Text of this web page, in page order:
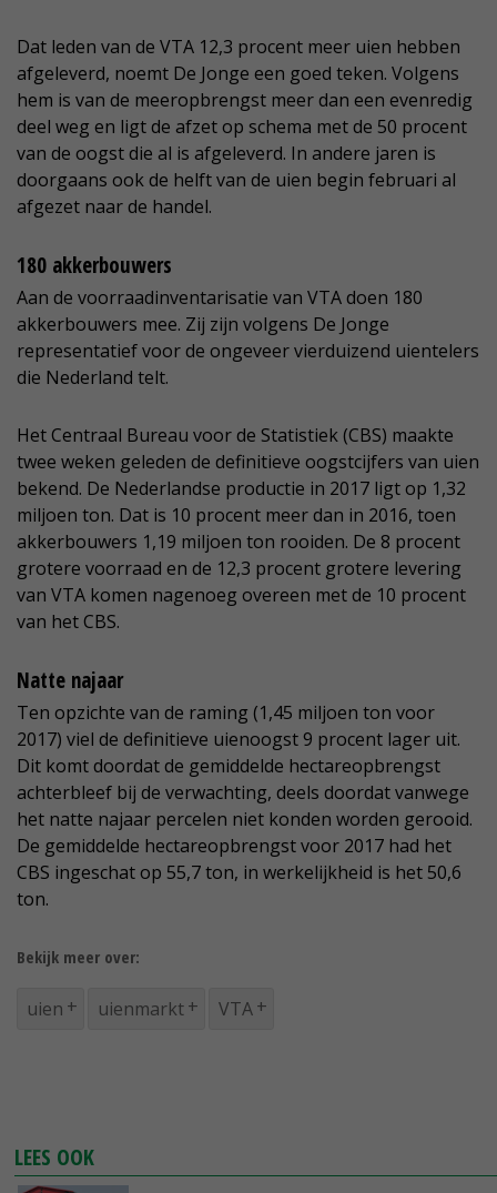
Dat leden van de VTA 12,3 procent meer uien hebben
afgeleverd, noemt De Jonge een goed teken. Volgens
hem is van de meeropbrengst meer dan een evenredig
deel weg en ligt de afzet op schema met de 50 procent
van de oogst die al is afgeleverd. In andere jaren is
doorgaans ook de helft van de uien begin februari al
afgezet naar de handel.
180 akkerbouwers
Aan de voorraadinventarisatie van VTA doen 180
akkerbouwers mee. Zij zijn volgens De Jonge
representatief voor de ongeveer vierduizend uientelers
die Nederland telt.
Het Centraal Bureau voor de Statistiek (CBS) maakte
twee weken geleden de definitieve oogstcijfers van uien
bekend. De Nederlandse productie in 2017 ligt op 1,32
miljoen ton. Dat is 10 procent meer dan in 2016, toen
akkerbouwers 1,19 miljoen ton rooiden. De 8 procent
grotere voorraad en de 12,3 procent grotere levering
van VTA komen nagenoeg overeen met de 10 procent
van het CBS.
Natte najaar
Ten opzichte van de raming (1,45 miljoen ton voor
2017) viel de definitieve uienoogst 9 procent lager uit.
Dit komt doordat de gemiddelde hectareopbrengst
achterbleef bij de verwachting, deels doordat vanwege
het natte najaar percelen niet konden worden gerooid.
De gemiddelde hectareopbrengst voor 2017 had het
CBS ingeschat op 55,7 ton, in werkelijkheid is het 50,6
ton.
Bekijk meer over:
uien uienmarkt VTA
LEES OOK